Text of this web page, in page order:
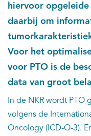
Dure
Itemsets
hiervoor
daarbij om
Voor het
voor PTO is de
data van groot
In de NKR wordt
volgens de
Oncology (ICD-O-3).